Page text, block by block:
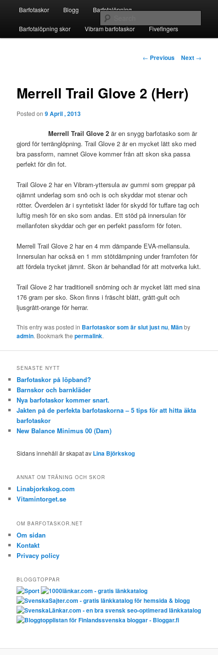
primary
contentBarfotaskor
Barfotaskor Blogg Barfotalöpning
Barfotalöpning skor Vibram barfotaskor Fivefingers
Post
← Previous Next →
Merrell Trail Glove 2 (Herr)
Posted on9 April , 2013
Merrell Trail Glove 2 är en snygg barfotasko som är
gjord för terränglöpning. Trail Glove 2 är en mycket lätt sko med
bra passform, namnet Glove kommer från att skon ska passa
perfekt för din fot.
Trail Glove 2 har en Vibram-yttersula av gummi som greppar på
ojämnt underlag som snö och is och skyddar mot stenar och
rötter. Överdelen är i syntetiskt läder för skydd för tuffare tag och
luftig mesh för en sko som andas. Ett stöd på innersulan för
mellanfoten skyddar och ger en perfekt passform för foten.
Merrell Trail Glove 2 har en 4 mm dämpande EVA-mellansula.
Innersulan har också en 1 mm stötdämpning under framfoten för
att fördela trycket jämnt. Skon är behandlad för att motverka lukt.
Trail Glove 2 har traditionell snörning och är mycket lätt med sina
176 gram per sko. Skon finns i fräscht blått, grått-gult och
ljusgrått-orange för herrar.
This entry was posted in Barfotaskor som är slut just nu,Mänby
admin. Bookmark thepermalink.
SENASTE NYTT
Barfotaskor på löpband?
Barnskor och barnkläder
Nya barfotaskor kommer snart.
Jakten på de perfekta barfotaskorna – 5 tips för att hitta äkta
barfotaskor
New Balance Minimus 00 (Dam)
Sidans innehåll är skapat av Lina Björkskog
ANNAT OM TRÄNING OCH SKOR
Linabjorkskog.com
Vitamintorget.se
OM BARFOTASKOR.NET
Om sidan
Kontakt
Privacy policy
BLOGGTOPPAR